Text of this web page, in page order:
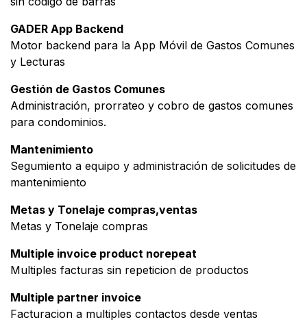
GADER App Backend
Motor backend para la App Móvil de Gastos Comunes
y Lecturas
Gestión de Gastos Comunes
Administración, prorrateo y cobro de gastos comunes
para condominios.
Mantenimiento
Segumiento a equipo y administración de solicitudes de
mantenimiento
Metas y Tonelaje compras,ventas
Metas y Tonelaje compras
Multiple invoice product norepeat
Multiples facturas sin repeticion de productos
Multiple partner invoice
Facturacion a multiples contactos desde ventas